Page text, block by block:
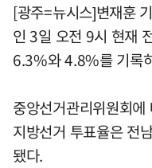
[광주=뉴시스]변재훈
인 3일 오전 9시 현재
6.3%와 4.8%를 기록
중앙선거관리위원회
지방선거 투표율은 전
됐다.